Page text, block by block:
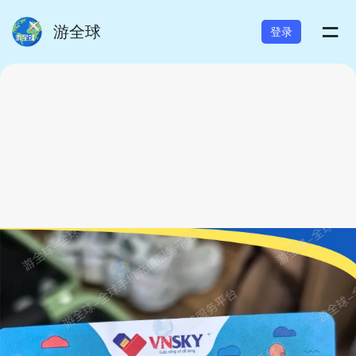
游全球 登录 =